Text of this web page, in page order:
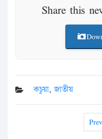
Share this
কচুয়া,জাতীয়